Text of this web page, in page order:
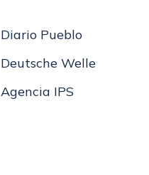
Diario Pueblo
Deutsche Welle
Agencia IPS